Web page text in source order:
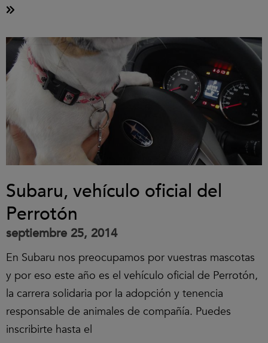
Subaru, vehículo oficial del
Perrotón
septiembre 25, 2014
En Subaru nos preocupamos por vuestras mascotas
y por eso este año es el vehículo oficial de Perrotón,
la carrera solidaria por la adopción y tenencia
responsable de animales de compañía. Puedes
inscribirte hasta el